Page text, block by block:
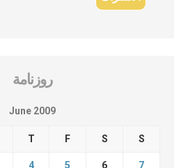
روزنامة
June 2009
T F S S
4 5 6 7